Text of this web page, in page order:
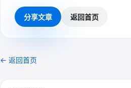
分享文章 返回首页
← 返回首页